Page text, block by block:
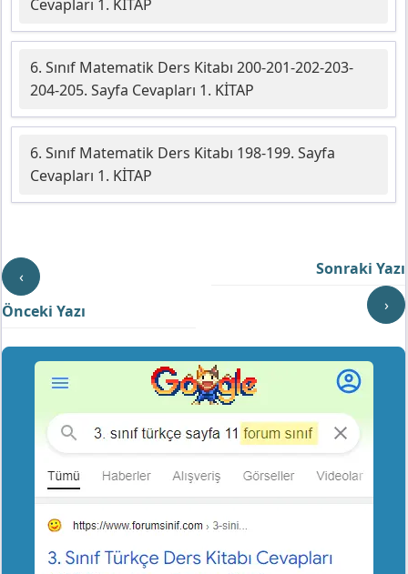
Cevapları 1. KİTAP
6. Sınıf Matematik Ders Kitabı 200-201-202-203-
204-205. Sayfa Cevapları 1. KİTAP
6. Sınıf Matematik Ders Kitabı 198-199. Sayfa
Cevapları 1. KİTAP
‹
Önceki Yazı
Sonraki Yazı
›